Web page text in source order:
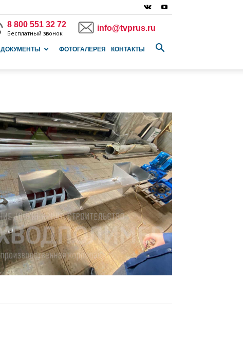
8 800 551 32 72
Бесплатный звонок
info@tvprus.ru
ДОКУМЕНТЫ ФОТОГАЛЕРЕЯ КОНТАКТЫ